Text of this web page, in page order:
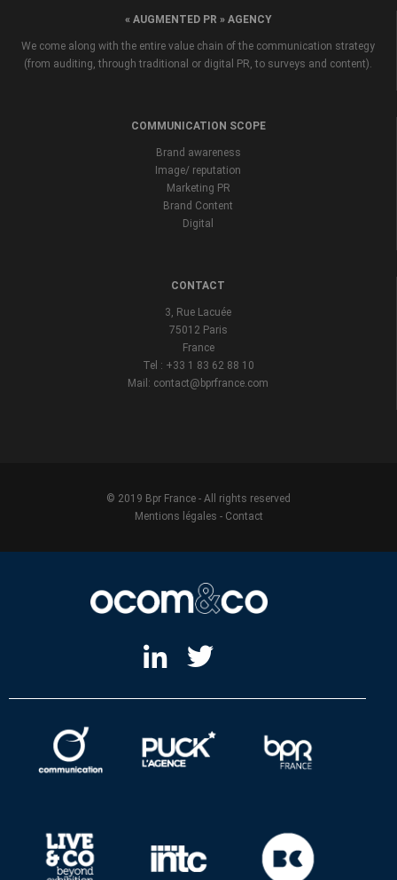
« AUGMENTED PR » AGENCY
We come along with the entire value chain of the communication strategy
(from auditing, through traditional or digital PR, to surveys and content).
COMMUNICATION SCOPE
Brand awareness
Image/ reputation
Marketing PR
Brand Content
Digital
CONTACT
3, Rue Lacuée
75012 Paris
France
Tel : +33 1 83 62 88 10
Mail: contact@bprfrance.com
© 2019 Bpr France - All rights reserved
Mentions légales - Contact